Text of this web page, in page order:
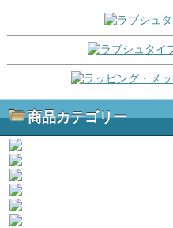
商品カテゴリー